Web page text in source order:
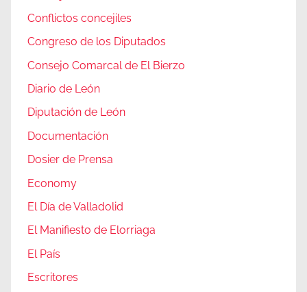
Conflictos concejiles
Congreso de los Diputados
Consejo Comarcal de El Bierzo
Diario de León
Diputación de León
Documentación
Dosier de Prensa
Economy
El Día de Valladolid
El Manifiesto de Elorriaga
El País
Escritores